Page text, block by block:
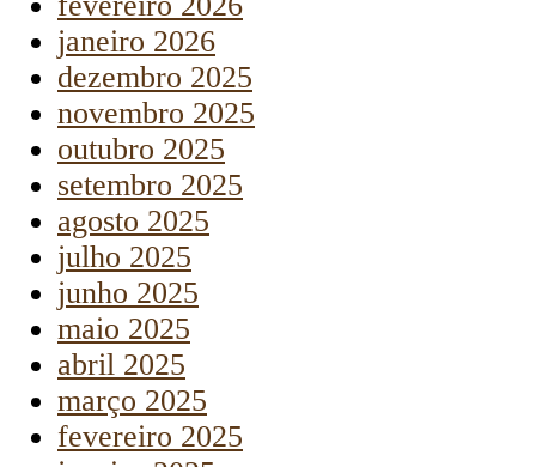
janeiro 2026
dezembro 2025
novembro 2025
outubro 2025
setembro 2025
agosto 2025
julho 2025
junho 2025
maio 2025
abril 2025
março 2025
fevereiro 2025